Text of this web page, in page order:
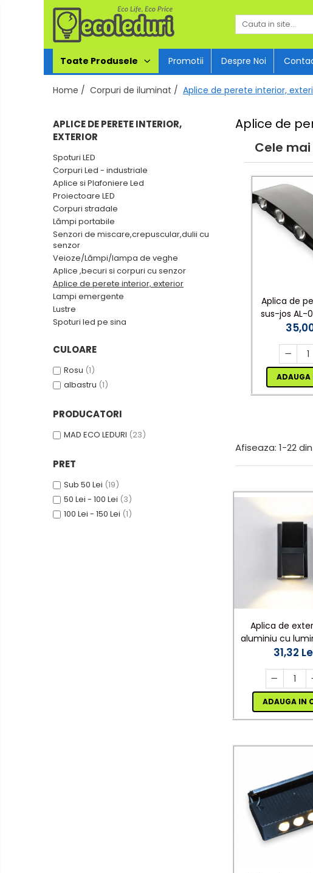
Toate Produsele
Surse de iluminat
Banda LED
Bec incandescent (Clasic)
Becuri Led
Becuri & lampi led cu fasung
Ghirlande luminoase
Modul Led pentru aplica
Tub Neon LED
Lampi solare
Corpuri de iluminat
Corpuri de iluminat
Spoturi LED
Corpuri Led - industriale
Proiectoare LED
Corpuri stradale
Lămpi portabile
Toate Produsele Promotii Despre Noi
Home / Corpuri de iluminat / Aplice de perete interior,
Aplice de
APLICE DE PERETE INTERIOR,
EXTERIOR
Spoturi LED
Corpuri Led - industriale
Aplice si Plafoniere Led
Proiectoare LED
Corpuri stradale
Lămpi portabile
Senzori de miscare,crepuscular,dulii cu
senzor
Veioze/Lămpi/lampa de veghe
Aplice ,becuri si corpuri cu senzor
Aplice de perete interior, exterior
Lampi emergente
Lustre
Spoturi led pe sina
CULOARE
Rosu (1)
albastru (1)
PRODUCATORI
MAD ECO LEDURI (23)
PRET
Sub 50 Lei (19)
50 Lei - 100 Lei (3)
100 Lei - 150 Lei (1)
Cele
Aplica de
sus-jos AL-
ADAUGA
Afiseaza: 1-22din
Aplica de
aluminiu cu
sus jos 3500 K
31,32
ADAUGA IN